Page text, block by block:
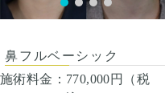
鼻フルベーシック
施術料金： 770,000円（税
術後１ヶ月